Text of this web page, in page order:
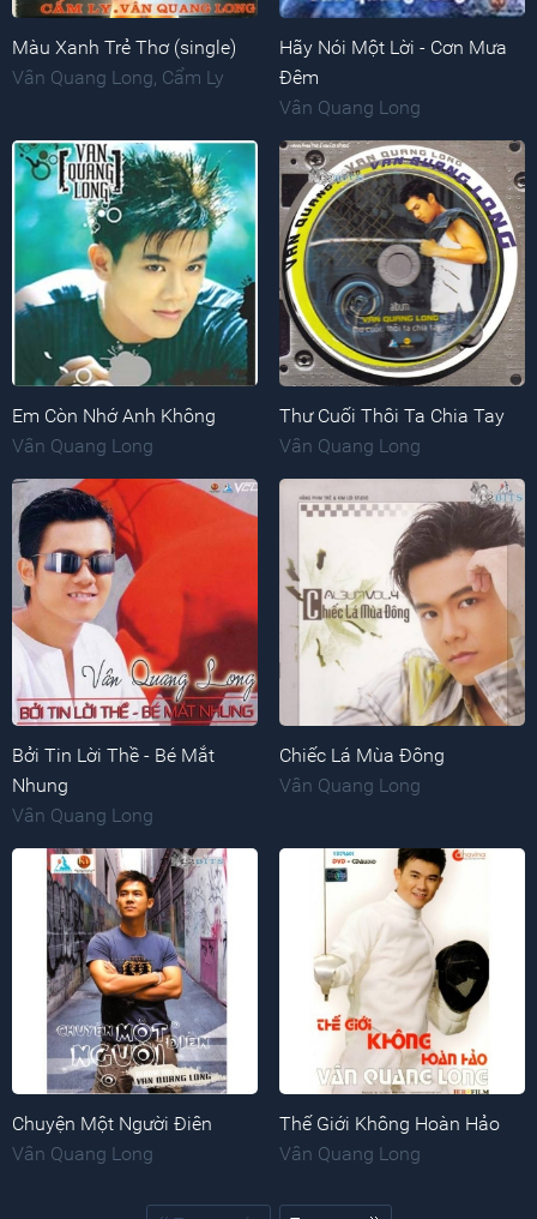
Màu Xanh Trẻ Thơ (single)
Vân Quang Long, Cẩm Ly
Hãy Nói Một Lời - Cơn Mưa
Đêm
Vân Quang Long
Em Còn Nhớ Anh Không
Vân Quang Long
Thư Cuối Thôi Ta Chia Tay
Vân Quang Long
Bởi Tin Lời Thề - Bé Mắt
Nhung
Vân Quang Long
Chiếc Lá Mùa Đông
Vân Quang Long
Chuyện Một Người Điên
Vân Quang Long
Thế Giới Không Hoàn Hảo
Vân Quang Long